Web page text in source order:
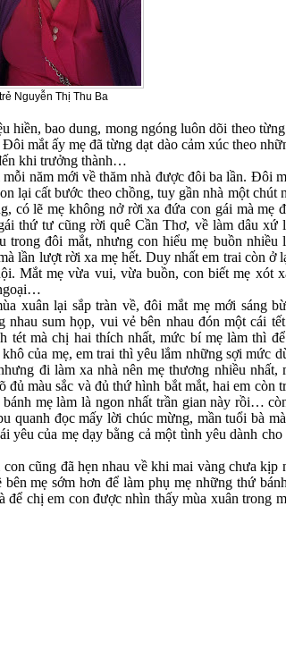
Nguyễn Thị Thu Ba
hiền, bao dung, mong ngóng luôn dõi theo
mắt ấy mẹ đã từng dạt dào cảm xúc theo
khi trưởng thành…
năm mới về thăm nhà được đôi ba lần. Đôi
lại cất bước theo chồng, tuy gần nhà một chút
có lẽ mẹ không nở rời xa đứa con gái mà mẹ
thứ tư cũng rời quê Cần Thơ, về làm dâu xứ
trong đôi mắt, nhưng con hiểu mẹ buồn
lần lượt rời xa mẹ hết. Duy nhất em trai còn ở
Mắt mẹ vừa vui, vừa buồn, con biết mẹ xót
xuân lại sắp tràn về, đôi mắt mẹ mới sáng
sum họp, vui vẻ bên nhau đón một cái
tét mà chị hai thích nhất, mức bí mẹ làm thì
của mẹ, em trai thì yêu lắm những sợi mức
đi làm xa nhà nên mẹ thương nhiều nhất,
màu sắc và đủ thứ hình bắt mắt, hai em còn
mẹ làm là ngon nhất trần gian này rồi…
quanh đọc mấy lời chúc mừng, mần tuổi bà
yêu của mẹ dạy bằng cả một tình yêu dành
cũng đã hẹn nhau về khi mai vàng chưa kịp
mẹ sớm hơn để làm phụ mẹ những thứ
để chị em con được nhìn thấy mùa xuân trong